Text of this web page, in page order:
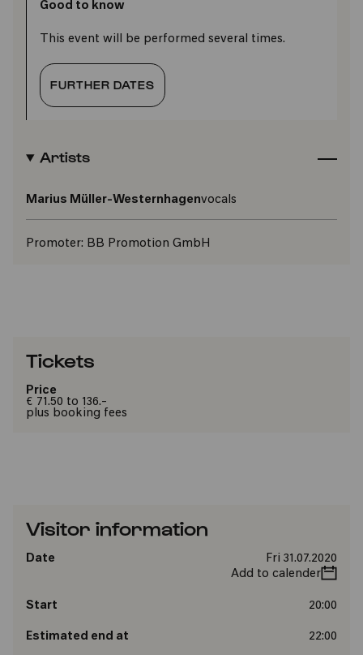
Good to know
This event will be performed several times.
FURTHER DATES
Artists
Marius Müller-Westernhagenvocals
Promoter: BB Promotion GmbH
Tickets
Price
€ 71.50 to 136.-
plus booking fees
Visitor information
Date
Fri 31.07.2020
Add to calender
Start 20:00
Estimated end at 22:00